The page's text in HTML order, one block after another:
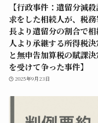
【行政事件：遺留分減
求をした相続人が、税
長より遺留分の割合で
人より承継する所得税
と無申告加算税の賦課
を受けて争った事件】
2025年9月23日